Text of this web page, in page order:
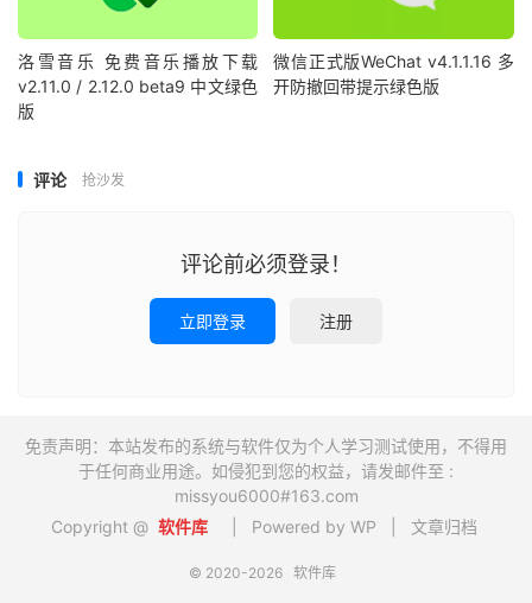
洛雪音乐 免费音乐播放下载
v2.11.0 / 2.12.0 beta9 中文绿色
版
微信正式版WeChat v4.1.1.16 多
开防撤回带提示绿色版
评论 抢沙发
评论前必须登录！
立即登录 注册
免责声明：本站发布的系统与软件仅为个人学习测试使用，不得用
于任何商业用途。如侵犯到您的权益，请发邮件至 :
missyou6000#163.com
Copyright @ 软件库 | Powered by WP | 文章归档
© 2020-2026 软件库